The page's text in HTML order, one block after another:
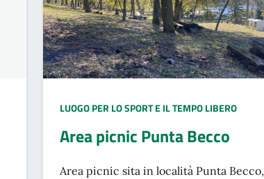
LUOGO PER LO SPORT E IL TEMPO LIBERO
Area picnic Punta Becco
Descrizione breve
Area picnic sita in località Punta Becco,